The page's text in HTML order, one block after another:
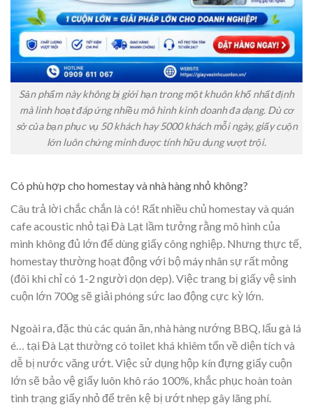
Sản phẩm này không bị giới hạn trong một khuôn khổ nhất định
mà linh hoạt đáp ứng nhiều mô hình kinh doanh đa dạng. Dù cơ
sở của bạn phục vụ 50 khách hay 5000 khách mỗi ngày, giấy cuộn
lớn luôn chứng minh được tính hữu dụng vượt trội.
Có phù hợp cho homestay và nhà hàng nhỏ không?
Câu trả lời chắc chắn là có! Rất nhiều chủ homestay và quán
cafe acoustic nhỏ tại Đà Lạt lầm tưởng rằng mô hình của
mình không đủ lớn để dùng giấy công nghiệp. Nhưng thực tế,
homestay thường hoạt động với bộ máy nhân sự rất mỏng
(đôi khi chỉ có 1-2 người dọn dẹp). Việc trang bị giấy vệ sinh
cuộn lớn 700g sẽ giải phóng sức lao động cực kỳ lớn.
Ngoài ra, đặc thù các quán ăn, nhà hàng nướng BBQ, lẩu gà lá
é… tại Đà Lạt thường có toilet khá khiêm tốn về diện tích và
dễ bị nước văng ướt. Việc sử dụng hộp kín đựng giấy cuộn
lớn sẽ bảo vệ giấy luôn khô ráo 100%, khắc phục hoàn toàn
tình trạng giấy nhỏ để trên kệ bị ướt nhẹp gây lãng phí.